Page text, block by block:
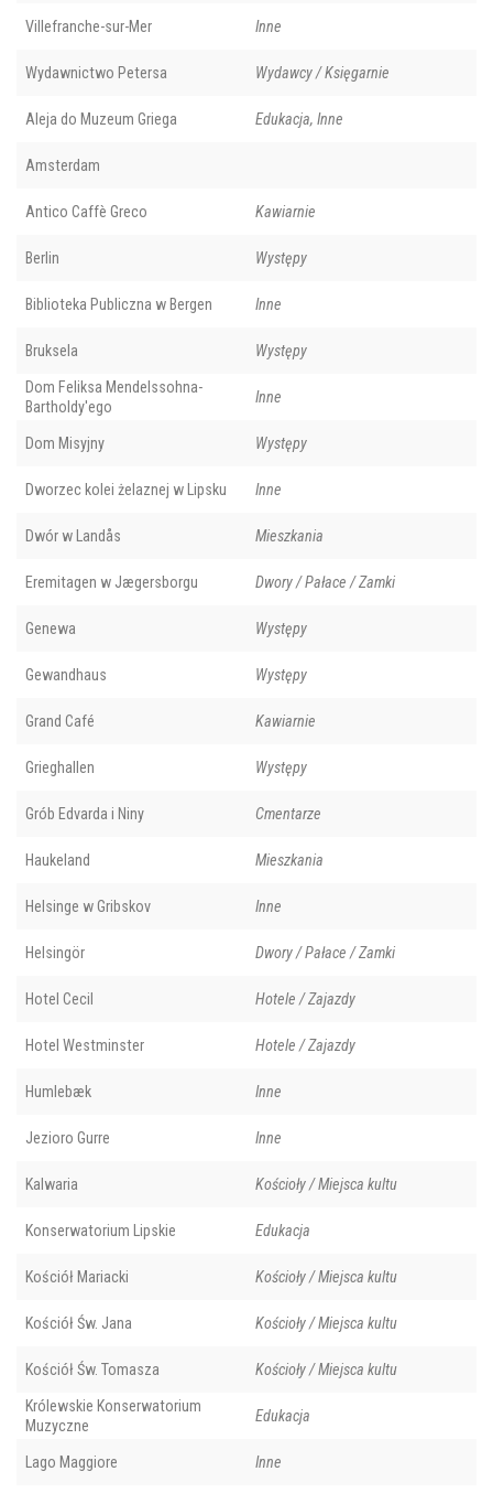
Villefranche-sur-Mer Inne
Wydawnictwo Petersa Wydawcy / Księgarnie
Aleja do Muzeum Griega Edukacja, Inne
Amsterdam
Antico Caffè Greco Kawiarnie
Berlin Występy
Biblioteka Publiczna w Bergen Inne
Bruksela Występy
Dom Feliksa Mendelssohna-
Bartholdy'ego
Inne
Dom Misyjny Występy
Dworzec kolei żelaznej w Lipsku Inne
Dwór w Landås Mieszkania
Eremitagen w Jægersborgu Dwory / Pałace / Zamki
Genewa Występy
Gewandhaus Występy
Grand Café Kawiarnie
Grieghallen Występy
Grób Edvarda i Niny Cmentarze
Haukeland Mieszkania
Helsinge w Gribskov Inne
Helsingör Dwory / Pałace / Zamki
Hotel Cecil Hotele / Zajazdy
Hotel Westminster Hotele / Zajazdy
Humlebæk Inne
Jezioro Gurre Inne
Kalwaria Kościoły / Miejsca kultu
Konserwatorium Lipskie Edukacja
Kościół Mariacki Kościoły / Miejsca kultu
Kościół Św. Jana Kościoły / Miejsca kultu
Kościół Św. Tomasza Kościoły / Miejsca kultu
Królewskie Konserwatorium
Muzyczne
Edukacja
Lago Maggiore Inne